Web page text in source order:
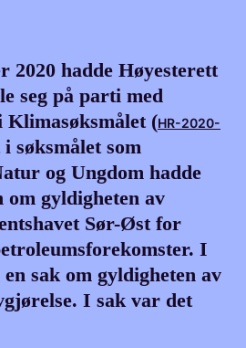
2020 hadde Høyesterett
seg på parti med
(HR-2020-
søksmålet som
og Ungdom hadde
om gyldigheten av
Sør-Øst for
I
sak om gyldigheten av
I sak var det